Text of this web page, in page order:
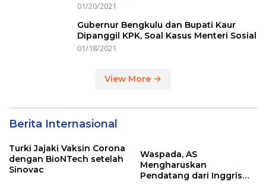
01/20/2021
Gubernur Bengkulu dan Bupati Kaur
Dipanggil KPK, Soal Kasus Menteri Sosial
01/18/2021
View More
Berita Internasional
Turki Jajaki Vaksin Corona
dengan BioNTech setelah
Sinovac
Waspada, AS
Mengharuskan
Pendatang dari Inggris